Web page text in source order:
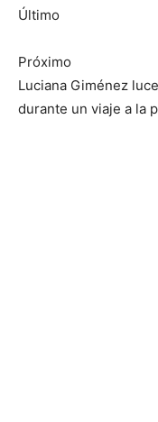
Último
Próximo
Luciana Giménez
durante un viaje a la